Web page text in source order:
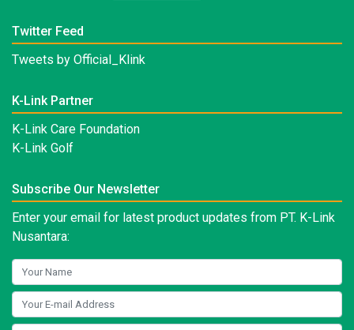
Twitter Feed
Tweets by Official_Klink
K-Link Partner
K-Link Care Foundation
K-Link Golf
Subscribe Our Newsletter
Enter your email for latest product updates from PT. K-Link
Nusantara: